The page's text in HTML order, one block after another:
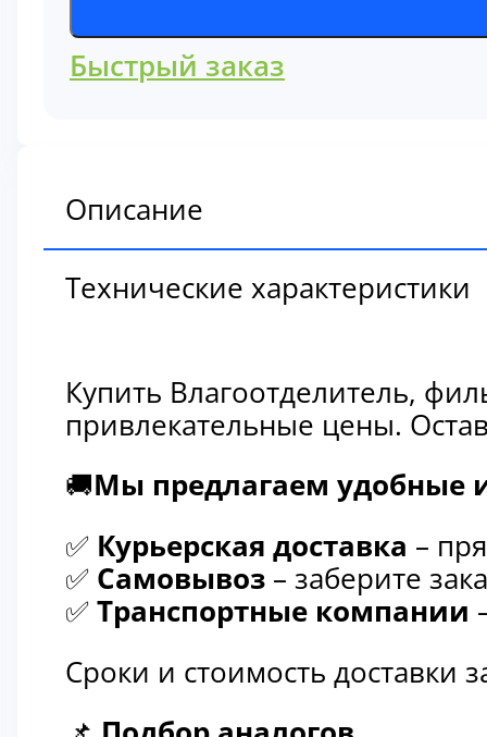
фильтр
топливный,
сепаратор
600-
311-
9732
Быстрый заказ
Описание
Технические характеристики
Купить Влагоотделитель,
привлекательные цены.
🚚Мы предлагаем удобные
✅ Курьерская доставка –
✅ Самовывоз – заберите
✅ Транспортные компании
Сроки и стоимость доставки